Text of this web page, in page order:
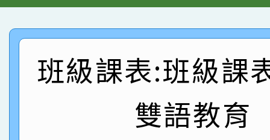
臺灣台語-第二名
市賽榮獲科學小創客佳
賀！本校參加桃園市中
名
倩參加桃園市科展 國
名 指導老師王老師、
賀！本校四年二班張O
園市英語競賽國小朗
賀！本校參加桃園市中
班級課表:班級課
雙語教育